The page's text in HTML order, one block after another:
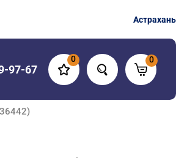
Астрахань
97-67
0 0